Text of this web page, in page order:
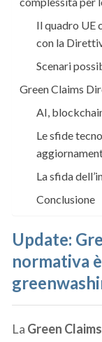
Il quadro UE
con la
Scenari
Green Claims
AI,
Le sfide
La sfida
Conclusione
Update:
normativa
La Green